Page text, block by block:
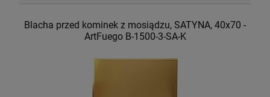
Blacha przed kominek z mosiądzu, SATYNA, 40x70 -
ArtFuego B-1500-3-SA-K